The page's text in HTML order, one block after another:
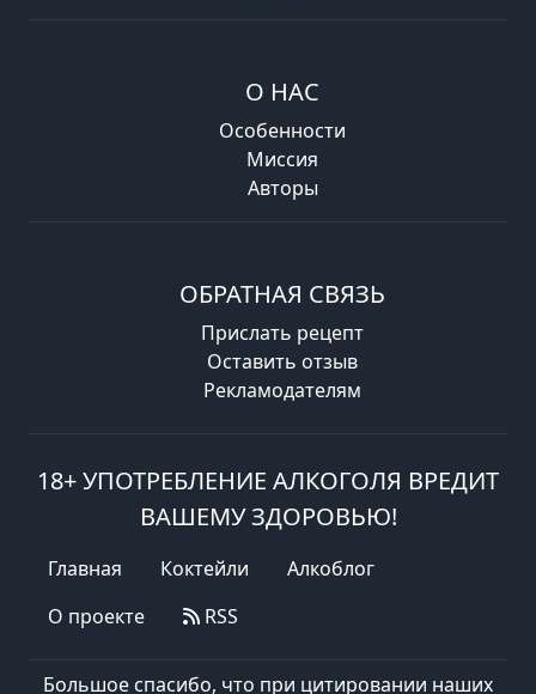
О НАС
Особенности
Миссия
Авторы
ОБРАТНАЯ СВЯЗЬ
Прислать рецепт
Оставить отзыв
Рекламодателям
18+ УПОТРЕБЛЕНИЕ АЛКОГОЛЯ ВРЕДИТ
ВАШЕМУ ЗДОРОВЬЮ!
Главная Коктейли
Алкоблог
О проекте
RSS
Большое спасибо, что при цитировании наших